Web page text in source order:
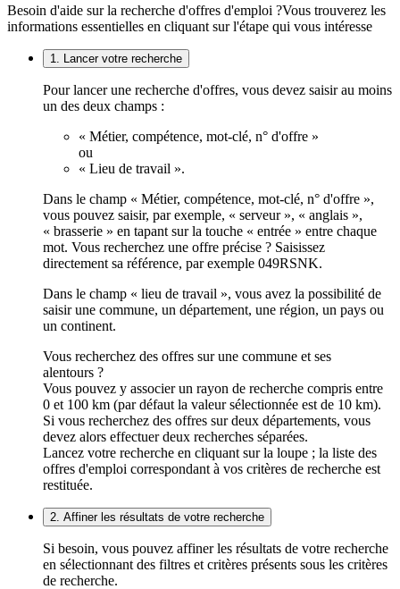
Besoin d'aide sur la recherche d'offres d'emploi ?Vous trouverez les
informations essentielles en cliquant sur l'étape qui vous intéresse
1. Lancer votre recherche
Pour lancer une recherche d'offres, vous devez saisir au moins
un des deux champs :
« Métier, compétence, mot-clé, n° d'offre »
ou
« Lieu de travail ».
Dans le champ « Métier, compétence, mot-clé, n° d'offre »,
vous pouvez saisir, par exemple, « serveur », « anglais »,
« brasserie » en tapant sur la touche « entrée » entre chaque
mot. Vous recherchez une offre précise ? Saisissez
directement sa référence, par exemple 049RSNK.
Dans le champ « lieu de travail », vous avez la possibilité de
saisir une commune, un département, une région, un pays ou
un continent.
Vous recherchez des offres sur une commune et ses
alentours ?
Vous pouvez y associer un rayon de recherche compris entre
0 et 100 km (par défaut la valeur sélectionnée est de 10 km).
Si vous recherchez des offres sur deux départements, vous
devez alors effectuer deux recherches séparées.
Lancez votre recherche en cliquant sur la loupe ; la liste des
offres d'emploi correspondant à vos critères de recherche est
restituée.
2. Affiner les résultats de votre recherche
Si besoin, vous pouvez affiner les résultats de votre recherche
en sélectionnant des filtres et critères présents sous les critères
de recherche.